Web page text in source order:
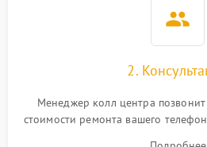
2.
Менеджер колл центра
стоимости ремонта вашего